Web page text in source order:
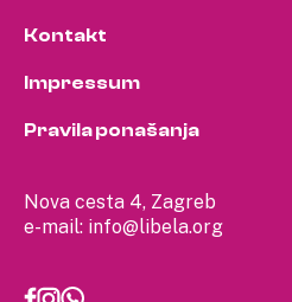
Nova cesta 4, Zagreb
e-mail: info@libela.org
Kontakt
Impressum
Pravila ponašanja